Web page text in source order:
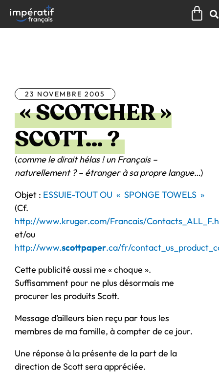
contenu
23 NOVEMBRE 2005
« SCOTCHER »
SCOTT… ?
(comme le dirait hélas ! un Français –
naturellement ? – étranger à sa propre langue…)
Objet : ESSUIE-TOUT OU « SPONGE TOWELS »
(Cf.
http://www.kruger.com/Francais/
et/ou
http://www.scottpaper.ca/fr/
Cette publicité aussi me « choque ».
Suffisamment pour ne plus désormais me
procurer les produits Scott.
Message d’ailleurs bien reçu par tous les
membres de ma famille, à compter de ce jour.
Une réponse à la présente de la part de la
direction de Scott sera appréciée.